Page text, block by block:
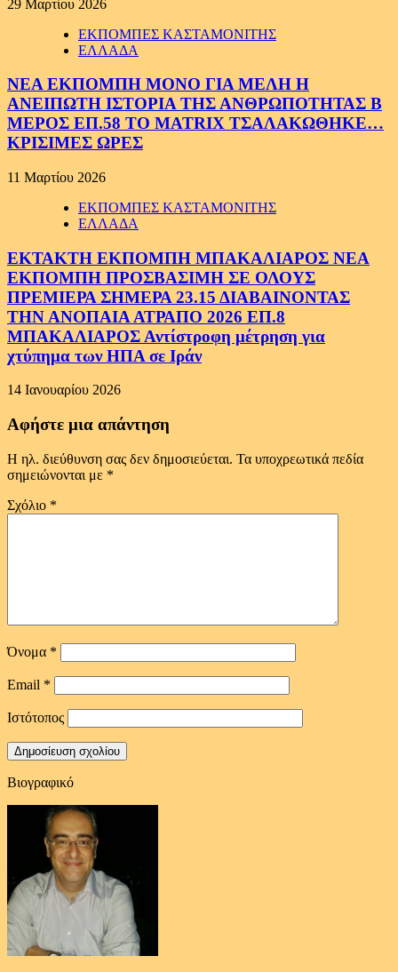
29 Μαρτίου 2026
ΕΚΠΟΜΠΕΣ ΚΑΣΤΑΜΟΝΙΤΗΣ
ΕΛΛΑΔΑ
ΝΕΑ ΕΚΠΟΜΠΗ ΜΟΝΟ ΓΙΑ ΜΕΛΗ Η
ΑΝΕΙΠΩΤΗ ΙΣΤΟΡΙΑ ΤΗΣ ΑΝΘΡΩΠΟΤΗΤΑΣ Β
ΜΕΡΟΣ ΕΠ.58 ΤΟ MATRIX ΤΣΑΛΑΚΩΘΗΚΕ…
ΚΡΙΣΙΜΕΣ ΩΡΕΣ
11 Μαρτίου 2026
ΕΚΠΟΜΠΕΣ ΚΑΣΤΑΜΟΝΙΤΗΣ
ΕΛΛΑΔΑ
ΕΚΤΑΚΤΗ ΕΚΠΟΜΠΗ ΜΠΑΚΑΛΙΑΡΟΣ ΝΕΑ
ΕΚΠΟΜΠΗ ΠΡΟΣΒΑΣΙΜΗ ΣΕ ΟΛΟΥΣ
ΠΡΕΜΙΕΡΑ ΣΗΜΕΡΑ 23.15 ΔΙΑΒΑΙΝΟΝΤΑΣ
ΤΗΝ ΑΝΟΠΑΙΑ ΑΤΡΑΠΟ 2026 ΕΠ.8
ΜΠΑΚΑΛΙΑΡΟΣ Αντίστροφη μέτρηση για
χτύπημα των ΗΠΑ σε Ιράν
14 Ιανουαρίου 2026
Αφήστε μια απάντηση
Η ηλ. διεύθυνση σας δεν δημοσιεύεται. Τα υποχρεωτικά πεδία
σημειώνονται με *
Σχόλιο *
Όνομα *
Email *
Ιστότοπος
Βιογραφικό